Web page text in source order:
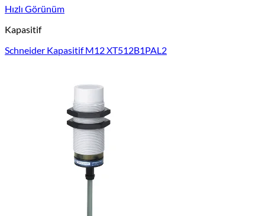
Hızlı Görünüm
Kapasitif
Schneider Kapasitif M12 XT512B1PAL2